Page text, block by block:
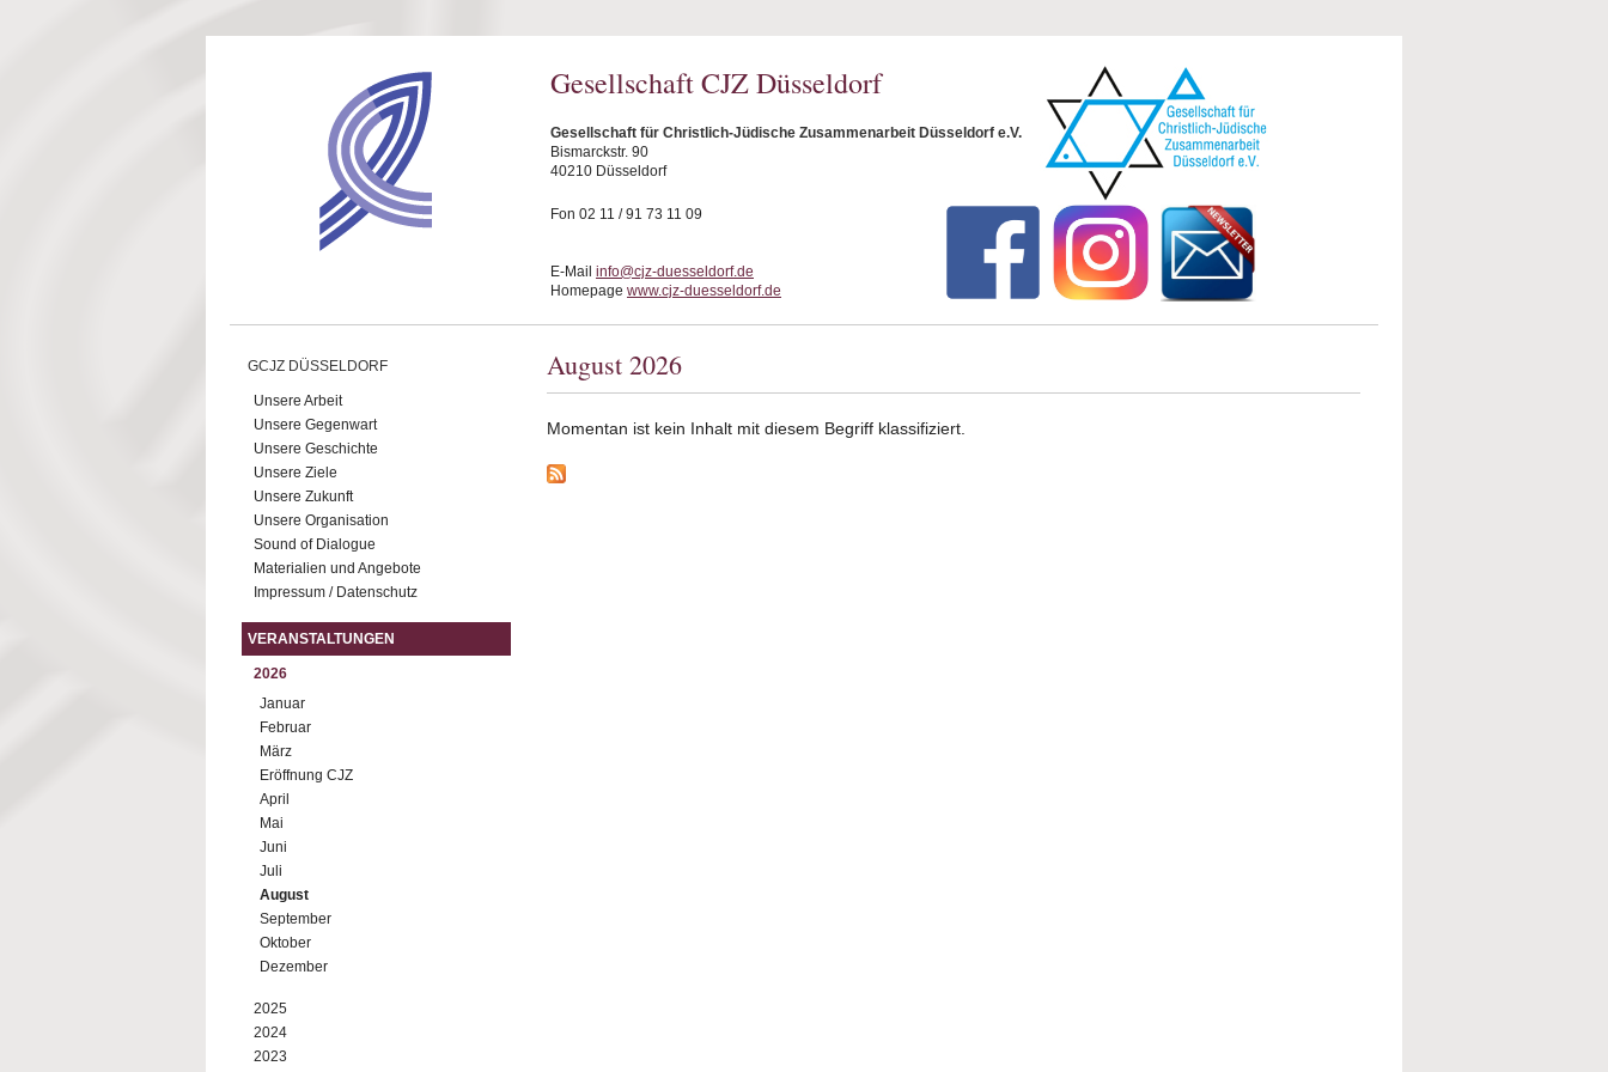
Gesellschaft CJZ Düsseldorf
Gesellschaft für Christlich-Jüdische Zusammenarbeit Düsseldorf e.V.
Bismarckstr. 90
40210 Düsseldorf
Fon 02 11 / 91 73 11 09
E-Mail info@cjz-duesseldorf.de
Homepage www.cjz-duesseldorf.de
GCJZ DÜSSELDORF
Unsere Arbeit
Unsere Gegenwart
Unsere Geschichte
Unsere Ziele
Unsere Zukunft
Unsere Organisation
Sound of Dialogue
Materialien und Angebote
Impressum / Datenschutz
VERANSTALTUNGEN
2026
Januar
Februar
März
Eröffnung CJZ
April
Mai
Juni
Juli
August
September
Oktober
Dezember
2025
2024
2023
August 2026
Momentan ist kein Inhalt mit diesem Begriff klassifiziert.